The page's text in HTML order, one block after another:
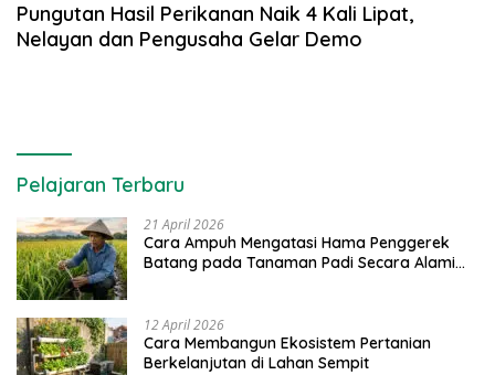
Pungutan Hasil Perikanan Naik 4 Kali Lipat,
Nelayan dan Pengusaha Gelar Demo
Pelajaran Terbaru
21 April 2026
Cara Ampuh Mengatasi Hama Penggerek
Batang pada Tanaman Padi Secara Alami
12 April 2026
Cara Membangun Ekosistem Pertanian
Berkelanjutan di Lahan Sempit